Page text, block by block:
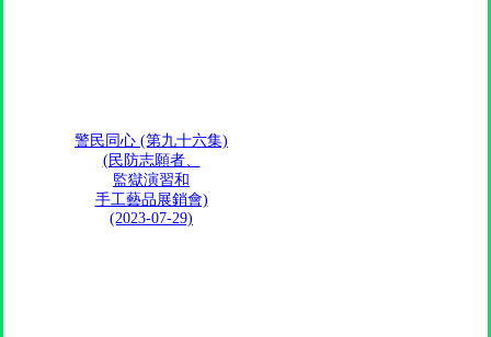
警民同心 (第九十六集)
(民防志願者、
監獄演習和
手工藝品展銷會)
(2023-07-29)